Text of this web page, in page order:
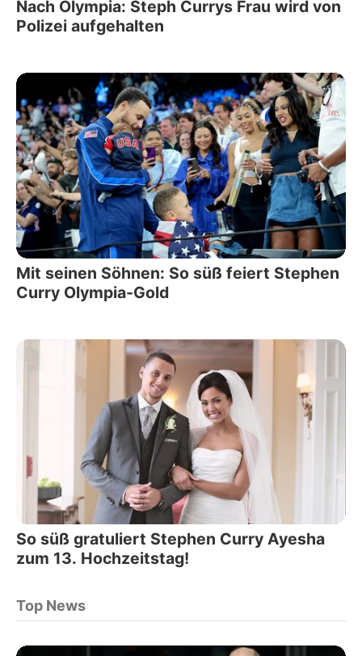
Nach Olympia: Steph Currys Frau wird von
Polizei aufgehalten
Mit seinen Söhnen: So süß feiert Stephen
Curry Olympia-Gold
So süß gratuliert Stephen Curry Ayesha
zum 13. Hochzeitstag!
Top News